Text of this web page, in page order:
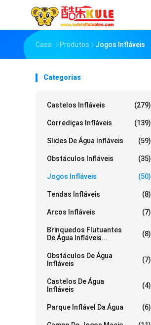
Casa Produtos Jogos Infláveis
Categorias
Castelos Infláveis (279)
Corrediças Infláveis (139)
Slides De Água Infláveis (59)
Obstáculos Infláveis (35)
Jogos Infláveis (50)
Tendas Infláveis (8)
Arcos Infláveis (7)
Brinquedos Flutuantes
De Água Infláveis...
(8)
Obstáculos De Água
Infláveis
(7)
Castelos De Água
Infláveis
(4)
Parque Inflável Da Água (6)